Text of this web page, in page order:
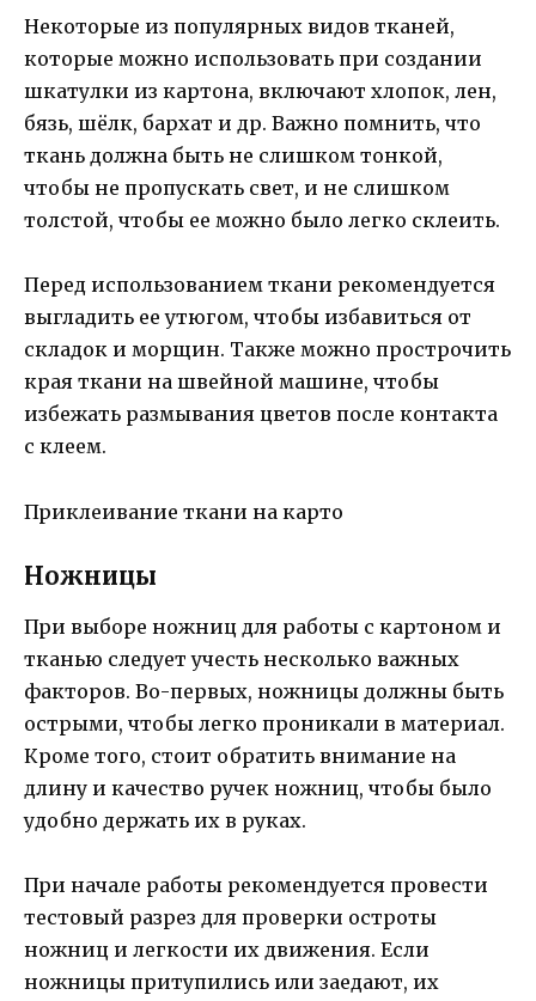
Некоторые из популярных видов тканей,
которые можно использовать при создании
шкатулки из картона, включают хлопок, лен,
бязь, шёлк, бархат и др. Важно помнить, что
ткань должна быть не слишком тонкой,
чтобы не пропускать свет, и не слишком
толстой, чтобы ее можно было легко склеить.
Перед использованием ткани рекомендуется
выгладить ее утюгом, чтобы избавиться от
складок и морщин. Также можно прострочить
края ткани на швейной машине, чтобы
избежать размывания цветов после контакта
с клеем.
Приклеивание ткани на карто
Ножницы
При выборе ножниц для работы с картоном и
тканью следует учесть несколько важных
факторов. Во-первых, ножницы должны быть
острыми, чтобы легко проникали в материал.
Кроме того, стоит обратить внимание на
длину и качество ручек ножниц, чтобы было
удобно держать их в руках.
При начале работы рекомендуется провести
тестовый разрез для проверки остроты
ножниц и легкости их движения. Если
ножницы притупились или заедают, их